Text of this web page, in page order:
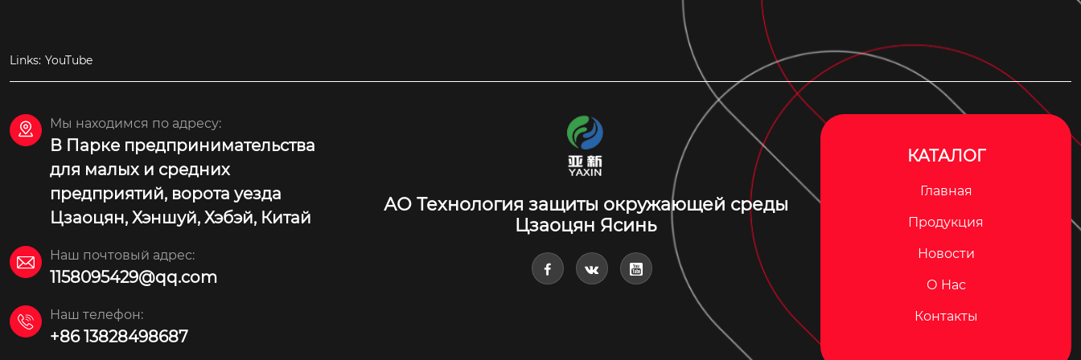
Links: YouTube
 Мы находимся по адресу:
В Парке предпринимательства
для малых и средних
предприятий, ворота уезда
Цзаоцян, Хэншуй, Хэбэй, Китай
 Наш почтовый адрес:
1158095429@qq.com
 Наш телефон:
+86 13828498687
АО Технология защиты окружающей среды
Цзаоцян Ясинь
  
КАТАЛОГ
Главная
Продукция
Новости
О Hас
Контакты